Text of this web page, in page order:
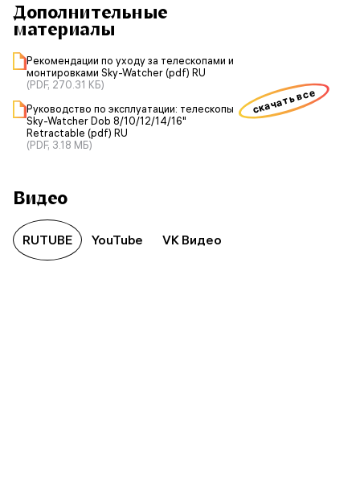
Дополнительные
материалы
Рекомендации по уходу за телескопами и
монтировками Sky-Watcher (pdf) RU
(PDF, 270.31 КБ)
Руководство по эксплуатации: телескопы
Sky-Watcher Dob 8/10/12/14/16"
Retractable (pdf) RU
(PDF, 3.18 МБ)
скачать все
Видео
RUTUBE YouTube VK Видео